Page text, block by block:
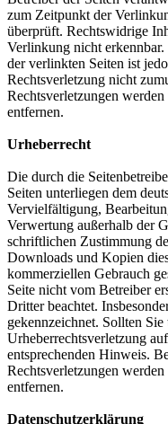
zum Zeitpunkt der
überprüft. Rechtswidrige
Verlinkung nicht
der verlinkten Seiten ist
Rechtsverletzung nicht
Rechtsverletzungen
entfernen.
Urheberrecht
Die durch die
Seiten unterliegen dem
Vervielfältigung,
Verwertung außerhalb der
schriftlichen Zustimmung
Downloads und Kopien
kommerziellen Gebrauch
Seite nicht vom Betreiber
Dritter beachtet.
gekennzeichnet. Sollten
Urheberrechtsverletzung
entsprechenden Hinweis.
Rechtsverletzungen
entfernen.
Datenschutzerklärung